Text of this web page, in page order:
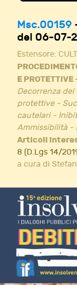
Msc.00159
del 06-07-
Estensore:
E PROTETTIVE
Decorrenza del
protettive -
cautelari -
Ammissibilità -
Articoli
8 (D.Lgs 14/
a cura di